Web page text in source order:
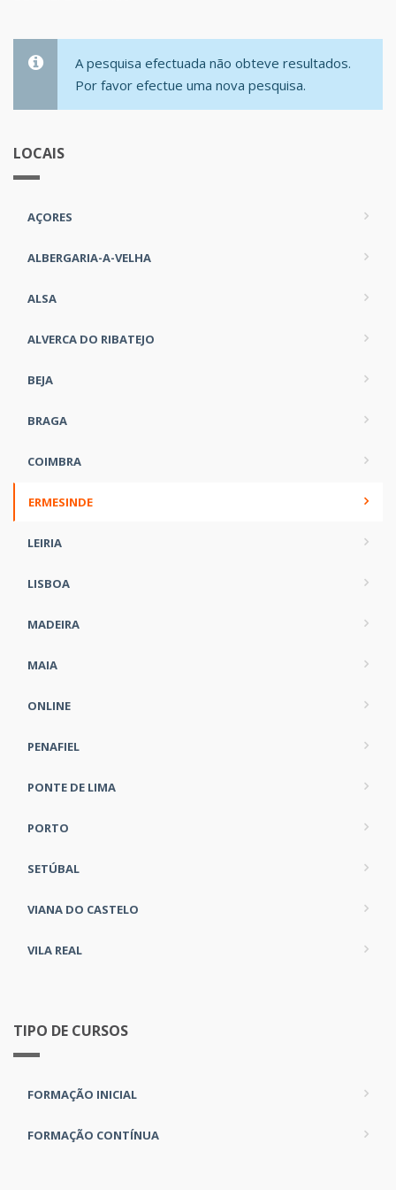
A pesquisa efectuada não obteve resultados.
Por favor efectue uma nova pesquisa.
LOCAIS
AÇORES
ALBERGARIA-A-VELHA
ALSA
ALVERCA DO RIBATEJO
BEJA
BRAGA
COIMBRA
ERMESINDE
LEIRIA
LISBOA
MADEIRA
MAIA
ONLINE
PENAFIEL
PONTE DE LIMA
PORTO
SETÚBAL
VIANA DO CASTELO
VILA REAL
TIPO DE CURSOS
FORMAÇÃO INICIAL
FORMAÇÃO CONTÍNUA